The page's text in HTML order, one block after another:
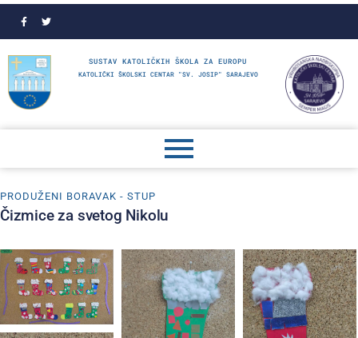
SUSTAV KATOLIČKIH ŠKOLA ZA EUROPU
KATOLIČKI ŠKOLSKI CENTAR "SV. JOSIP" SARAJEVO
PRODUŽENI BORAVAK - STUP
Čizmice za svetog Nikolu